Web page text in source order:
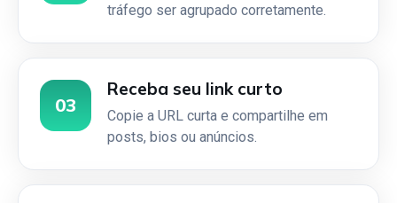
tráfego ser agrupado corretamente.
03
Receba seu link curto
Copie a URL curta e compartilhe em
posts, bios ou anúncios.